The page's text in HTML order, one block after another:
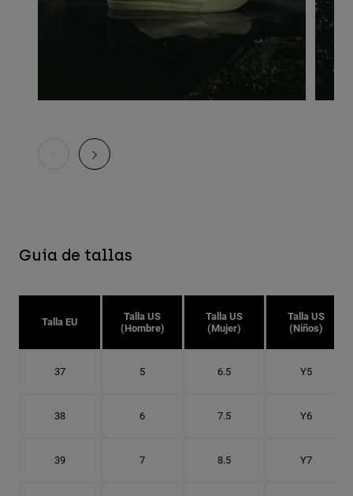
Guía de tallas
Talla EU
Talla US
(Hombre)
Talla US
(Mujer)
Talla US
(Niños)
37 5 6.5 Y5
38 6 7.5 Y6
39 7 8.5 Y7